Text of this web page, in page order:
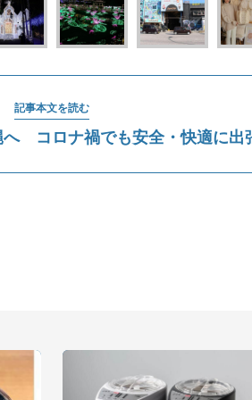
記事本文を読む
へ コロナ禍でも安全・快適に出